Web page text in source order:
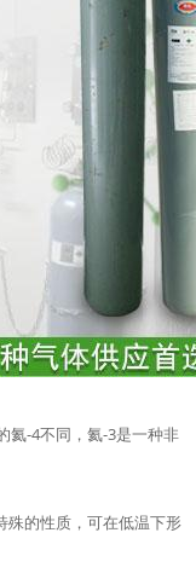
氦-4不同，氦-3是一种非
殊的性质，可在低温下形